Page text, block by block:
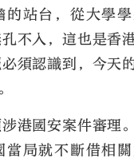
的站台，從大學
不入，這也是香
須認識到，今天
港國安案件審理
當局就不斷借相